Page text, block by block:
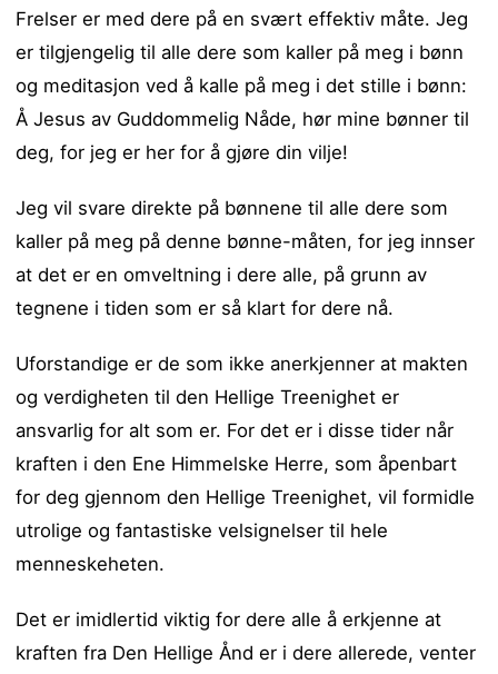
Frelser er med dere på en svært effektiv måte. Jeg
er tilgjengelig til alle dere som kaller på meg i bønn
og meditasjon ved å kalle på meg i det stille i bønn:
Å Jesus av Guddommelig Nåde, hør mine bønner til
deg, for jeg er her for å gjøre din vilje!
Jeg vil svare direkte på bønnene til alle dere som
kaller på meg på denne bønne-måten, for jeg innser
at det er en omveltning i dere alle, på grunn av
tegnene i tiden som er så klart for dere nå.
Uforstandige er de som ikke anerkjenner at makten
og verdigheten til den Hellige Treenighet er
ansvarlig for alt som er. For det er i disse tider når
kraften i den Ene Himmelske Herre, som åpenbart
for deg gjennom den Hellige Treenighet, vil formidle
utrolige og fantastiske velsignelser til hele
menneskeheten.
Det er imidlertid viktig for dere alle å erkjenne at
kraften fra Den Hellige Ånd er i dere allerede, venter